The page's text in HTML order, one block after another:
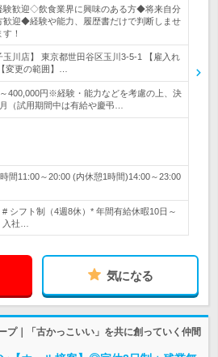
歓迎◇飲食業界に興味のある方◆将来自分
歓迎◆経験や能力、履歴書だけで判断しませ
！
玉川店】 東京都世田谷区玉川3-5-1 【雇入れ
変更の範囲】…
400,000円※経験・能力などを考慮の上、決
（試用期間中は有給や慶弔…
間11:00～20:00 (内休憩1時間)14:00～23:00
# シフト制（4週8休）* 年間有給休暇10日～
入社…
気になる
プ｜「古かっこいい」を共に創っていく仲間